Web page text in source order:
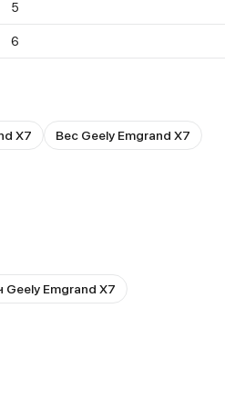
5
6
X7 Вес Geely Emgrand X7
Geely Emgrand X7